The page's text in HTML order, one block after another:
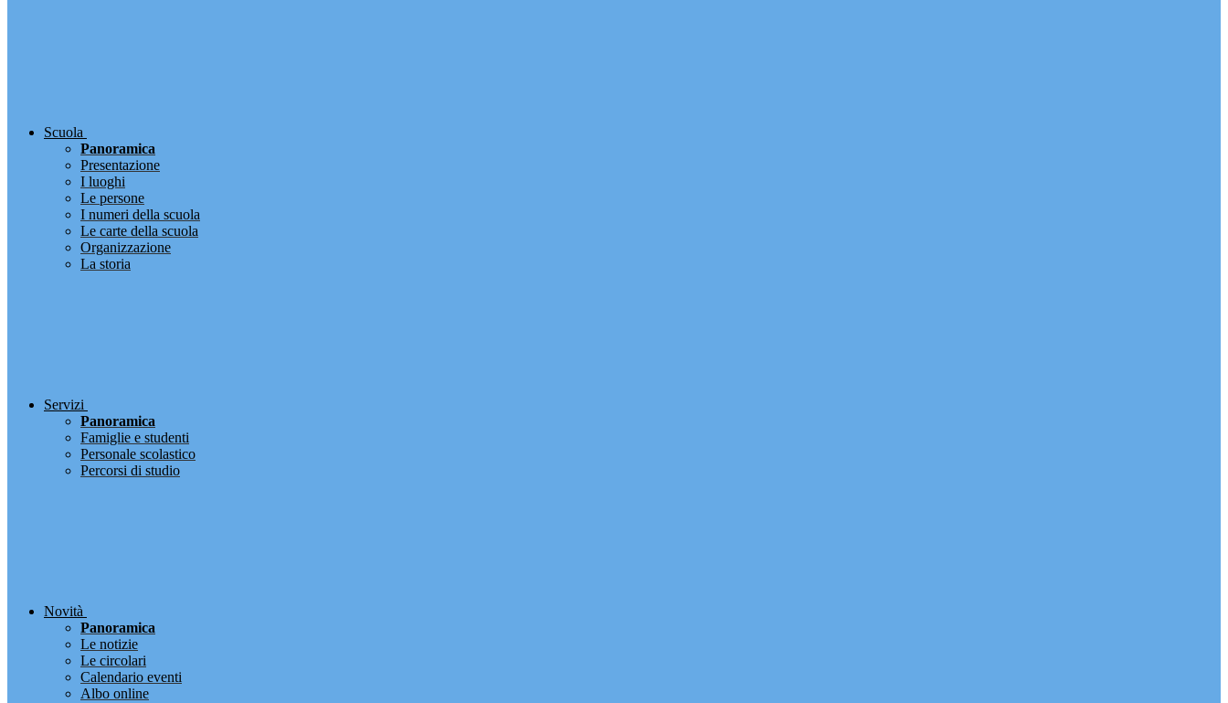
Scuola
Panoramica
Presentazione
I luoghi
Le persone
I numeri della scuola
Le carte della scuola
Organizzazione
La storia
Servizi
Panoramica
Famiglie e studenti
Personale scolastico
Percorsi di studio
Novità
Panoramica
Le notizie
Le circolari
Calendario eventi
Albo online